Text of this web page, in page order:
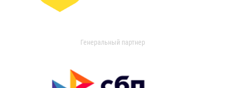
Генеральный партнер